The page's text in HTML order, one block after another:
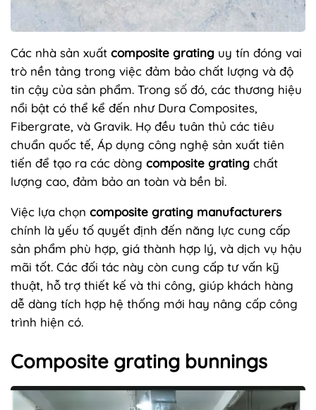
Các nhà sản xuất composite grating uy tín đóng vai
trò nền tảng trong việc đảm bảo chất lượng và độ
tin cậy của sản phẩm. Trong số đó, các thương hiệu
nổi bật có thể kể đến như Dura Composites,
Fibergrate, và Gravik. Họ đều tuân thủ các tiêu
chuẩn quốc tế, Áp dụng công nghệ sản xuất tiên
tiến để tạo ra các dòng composite grating chất
lượng cao, đảm bảo an toàn và bền bỉ.
Việc lựa chọn composite grating manufacturers
chính là yếu tố quyết định đến năng lực cung cấp
sản phẩm phù hợp, giá thành hợp lý, và dịch vụ hậu
mãi tốt. Các đối tác này còn cung cấp tư vấn kỹ
thuật, hỗ trợ thiết kế và thi công, giúp khách hàng
dễ dàng tích hợp hệ thống mới hay nâng cấp công
trình hiện có.
Composite grating bunnings